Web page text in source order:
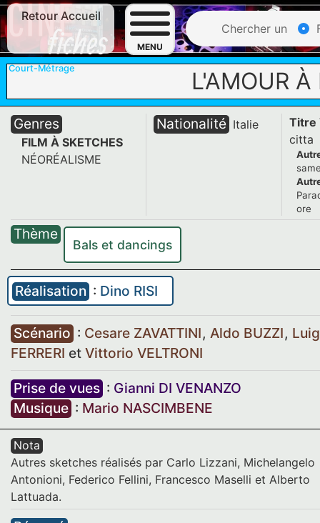
Retour Accueil
MENU
Chercher un
L'AMOUR
Court-Métrage
Genres
FILM À SKETCHES
NÉORÉALISME
Nationalité Italie
Titre
citta
ore
Thème
Bals et dancings
Réalisation : Dino RISI
Scénario : Cesare ZAVATTINI, Aldo BUZZI,
FERRERI et Vittorio VELTRONI
Prise de vues : Gianni DI VENANZO
Musique : Mario NASCIMBENE
Nota
Autres sketches réalisés par Carlo Lizzani, Michelangelo
Antonioni, Federico Fellini, Francesco Maselli et Alberto
Lattuada.